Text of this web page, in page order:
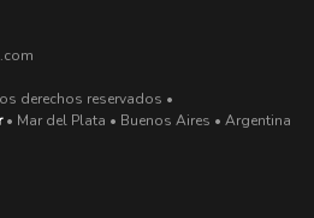
derechos reservados •
• Mar del Plata • Buenos Aires • Argentina